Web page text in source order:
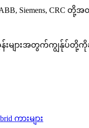
သည် ABB,
ခွန်းများအတွက်ကျွန်ု
ကားများ